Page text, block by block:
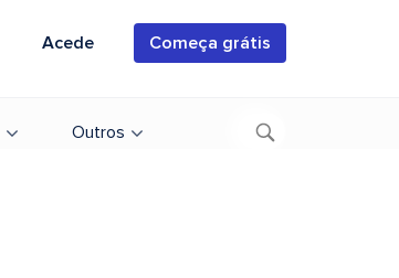
Acede Começa grátis
Outros